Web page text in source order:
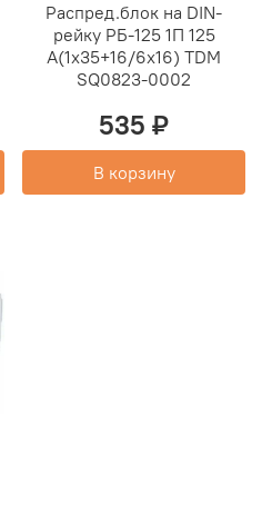
Распред.блок на DIN-
рейку РБ-125 1П 125
А(1х35+16/6х16) TDM
SQ0823-0002
535 ₽
В корзину